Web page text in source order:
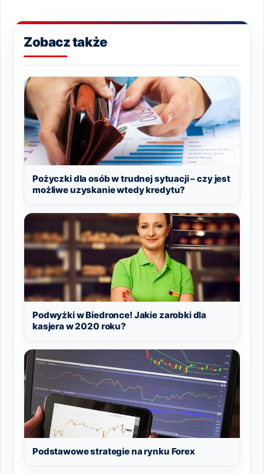
Zobacz także
Pożyczki dla osób w trudnej sytuacji – czy jest
możliwe uzyskanie wtedy kredytu?
Podwyżki w Biedronce! Jakie zarobki dla
kasjera w 2020 roku?
Podstawowe strategie na rynku Forex